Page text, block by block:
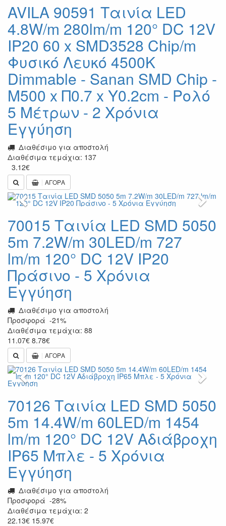
AVILA 90591 Ταινία LED
4.8W/m 280lm/m 120° DC 12V
IP20 60 x SMD3528 Chip/m
Φυσικό Λευκό 4500K
Dimmable - Sanan SMD Chip -
Μ500 x Π0.7 x Υ0.2cm - Ρολό
5 Μέτρων - 2 Χρόνια
Εγγύηση
Διαθέσιμο για αποστολή
Διαθέσιμα τεμάχια: 137
3.12€
ΑΓΟΡΑ
Previous Next
70015 Ταινία LED SMD 5050
5m 7.2W/m 30LED/m 727
lm/m 120° DC 12V IP20
Πράσινο - 5 Χρόνια
Εγγύηση
Διαθέσιμο για αποστολή
Προσφορά -21%
Διαθέσιμα τεμάχια: 88
11.07€ 8.78€
ΑΓΟΡΑ
Previous Next
70126 Ταινία LED SMD 5050
5m 14.4W/m 60LED/m 1454
lm/m 120° DC 12V Αδιάβροχη
IP65 Μπλε - 5 Χρόνια
Εγγύηση
Διαθέσιμο για αποστολή
Προσφορά -28%
Διαθέσιμα τεμάχια: 2
22.13€ 15.97€